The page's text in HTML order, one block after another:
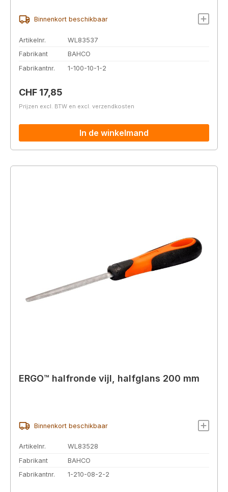
Binnenkort beschikbaar
Artikelnr.
WL83537
Fabrikant
BAHCO
Fabrikantnr.
1-100-10-1-2
Normale prijs:
CHF 17,85
Prijzen excl. BTW en excl. verzendkosten
In de winkelmand
ERGO™ halfronde vijl, halfglans 200 mm
Binnenkort beschikbaar
Artikelnr.
WL83528
Fabrikant
BAHCO
Fabrikantnr.
1-210-08-2-2